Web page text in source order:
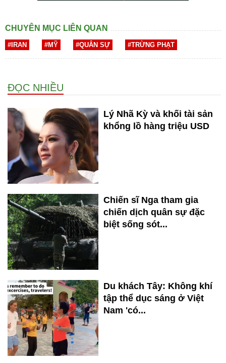
CHUYÊN MỤC LIÊN QUAN
#IRAN #MỸ #QUÂN SỰ #TRỪNG PHẠT
ĐỌC NHIỀU
Lý Nhã Kỳ và khối tài sản
khổng lồ hàng triệu USD
Chiến sĩ Nga tham gia
chiến dịch quân sự đặc
biệt sống sót...
Du khách Tây: Không khí
tập thể dục sáng ở Việt
Nam 'có...